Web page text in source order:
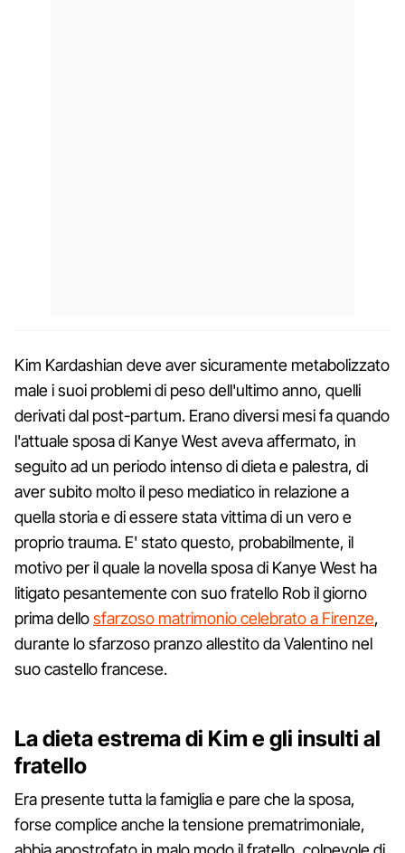
Kim Kardashian deve aver sicuramente metabolizzato
male i suoi problemi di peso dell'ultimo anno, quelli
derivati dal post-partum. Erano diversi mesi fa quando
l'attuale sposa di Kanye West aveva affermato, in
seguito ad un periodo intenso di dieta e palestra, di
aver subito molto il peso mediatico in relazione a
quella storia e di essere stata vittima di un vero e
proprio trauma. E' stato questo, probabilmente, il
motivo per il quale la novella sposa di Kanye West ha
litigato pesantemente con suo fratello Rob il giorno
prima dellosfarzoso matrimonio celebrato a Firenze,
durante lo sfarzoso pranzo allestito da Valentino nel
suo castello francese.
La dieta estrema di Kim e gli insulti al
fratello
Era presente tutta la famiglia e pare che la sposa,
forse complice anche la tensione prematrimoniale,